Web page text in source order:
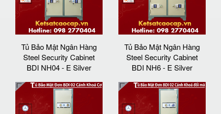
Tủ Bảo Mật Ngân Hàng
Steel Security Cabinet
BDI NH04 - E Silver
Tủ Bảo Mật Ngân Hàng
Steel Security Cabinet
BDI NH6 - E Silver